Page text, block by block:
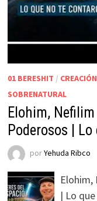
01 BERESHIT / CREACIÓN
SOBRENATURAL
Elohim,
Poderosos |
porYehuda Ribco
Elohim,
| Lo